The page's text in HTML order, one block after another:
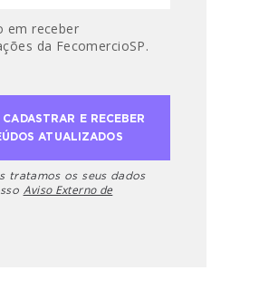
em receber
da FecomercioSP.
tratamos os seus dados
Aviso Externo de